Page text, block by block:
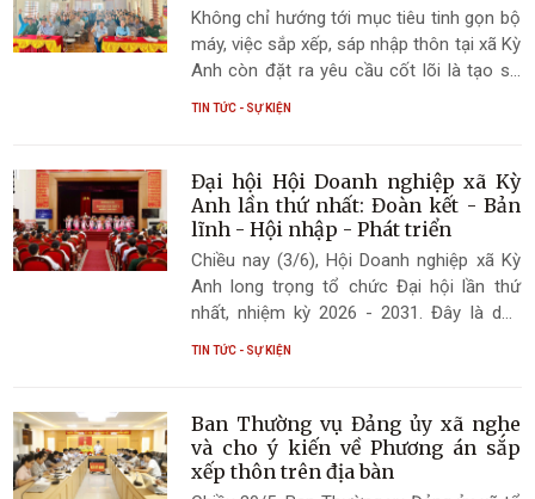
Không chỉ hướng tới mục tiêu tinh gọn bộ
máy, việc sắp xếp, sáp nhập thôn tại xã Kỳ
Anh còn đặt ra yêu cầu cốt lõi là tạo sự
cách chỉn chu, bảo đảm công khai, dân
chủ và đúng tiến độ.
TIN TỨC - SỰ KIỆN
Đại hội Hội Doanh nghiệp xã Kỳ
Anh lần thứ nhất: Đoàn kết - Bản
lĩnh - Hội nhập - Phát triển
Chiều nay (3/6), Hội Doanh nghiệp xã Kỳ
Anh long trọng tổ chức Đại hội lần thứ
nhất, nhiệm kỳ 2026 - 2031. Đây là dấu
lượng đồng hành tích cực trong thúc đẩy
tăng trưởng kinh tế - xã hội của địa
phương.
TIN TỨC - SỰ KIỆN
Ban Thường vụ Đảng ủy xã nghe
và cho ý kiến về Phương án sắp
xếp thôn trên địa bàn